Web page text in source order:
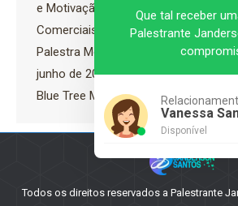
e Motivação Especialista em Motivar
Comerciais Janderson Santos
Palestra Motivacional | Palestra Sipat
junho de 2018 acontecerá em São
Blue Tree Morumbi a 18º edição…
Todos os direitos reservados a Palestrante
Que tal receber
Palestrante
Vanessa
Disponível